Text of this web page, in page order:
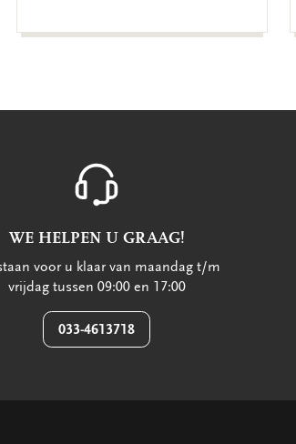
WE HELPEN U GRAAG!
voor u klaar van maandag t/m
vrijdag tussen 09:00 en 17:00
033-4613718